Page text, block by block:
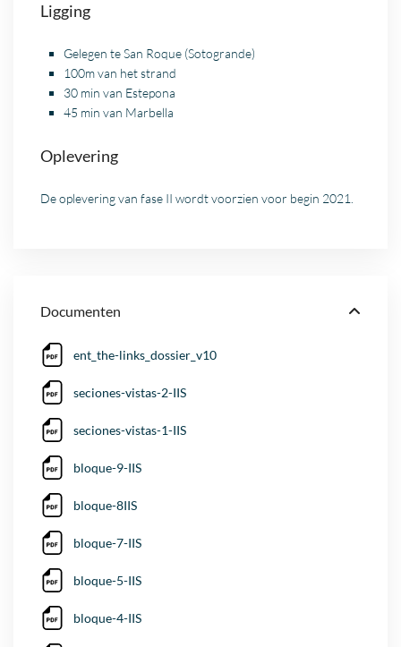
Ligging
Gelegen te San Roque (Sotogrande)
100m van het strand
30 min van Estepona
45 min van Marbella
Oplevering
De oplevering van fase II wordt voorzien voor begin 2021.
Documenten
ent_the-links_dossier_v10
seciones-vistas-2-IIS
seciones-vistas-1-IIS
bloque-9-IIS
bloque-8IIS
bloque-7-IIS
bloque-5-IIS
bloque-4-IIS